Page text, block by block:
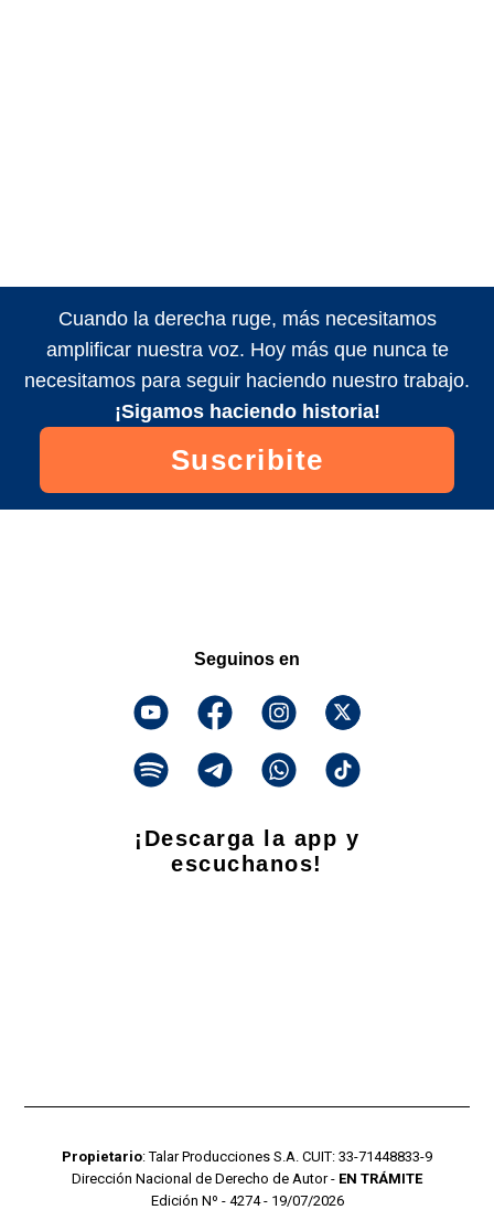
Cuando la derecha ruge, más necesitamos
amplificar nuestra voz. Hoy más que nunca te
necesitamos para seguir haciendo nuestro trabajo.
¡Sigamos haciendo historia!
Suscribite
Seguinos en
¡Descarga la app y
escuchanos!
Propietario: Talar Producciones S.A. CUIT: 33-71448833-9
Dirección Nacional de Derecho de Autor - EN TRÁMITE
Edición Nº - 4274 - 19/07/2026